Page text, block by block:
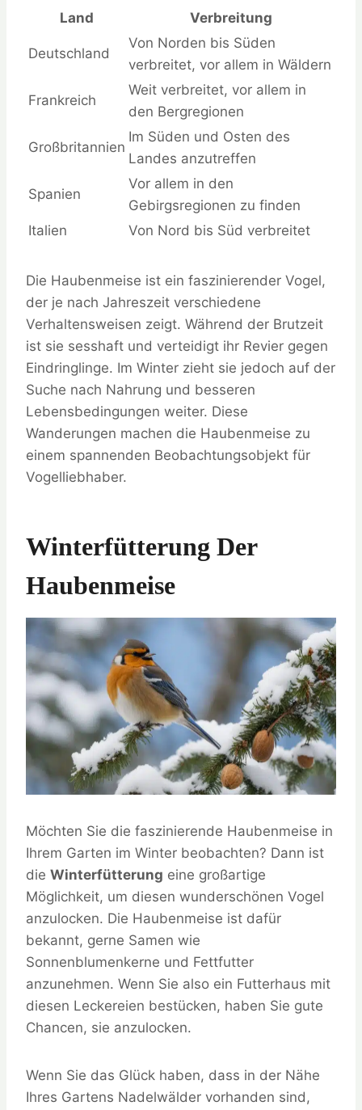
Land Verbreitung
Deutschland
Von Norden bis Süden
verbreitet, vor allem in Wäldern
Frankreich
Weit verbreitet, vor allem in
den Bergregionen
Großbritannien
Im Süden und Osten des
Landes anzutreffen
Spanien
Vor allem in den
Gebirgsregionen zu finden
Italien
Von Nord bis Süd verbreitet
Die Haubenmeise ist ein faszinierender Vogel,
der je nach Jahreszeit verschiedene
Verhaltensweisen zeigt. Während der Brutzeit
ist sie sesshaft und verteidigt ihr Revier gegen
Eindringlinge. Im Winter zieht sie jedoch auf der
Suche nach Nahrung und besseren
Lebensbedingungen weiter. Diese
Wanderungen machen die Haubenmeise zu
einem spannenden Beobachtungsobjekt für
Vogelliebhaber.
Winterfütterung Der
Haubenmeise
Möchten Sie die faszinierende Haubenmeise in
Ihrem Garten im Winter beobachten? Dann ist
die Winterfütterung eine großartige
Möglichkeit, um diesen wunderschönen Vogel
anzulocken. Die Haubenmeise ist dafür
bekannt, gerne Samen wie
Sonnenblumenkerne und Fettfutter
anzunehmen. Wenn Sie also ein Futterhaus mit
diesen Leckereien bestücken, haben Sie gute
Chancen, sie anzulocken.
Wenn Sie das Glück haben, dass in der Nähe
Ihres Gartens Nadelwälder vorhanden sind,